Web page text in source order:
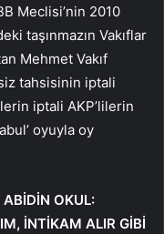
Meclisi’nin 2010
taşınmazın Vakıflar
Mehmet Vakıf
tahsisinin iptali
iptali AKP’lilerin
oyuyla oy
ABİDİN OKUL:
İNTİKAM ALIR GİBİ